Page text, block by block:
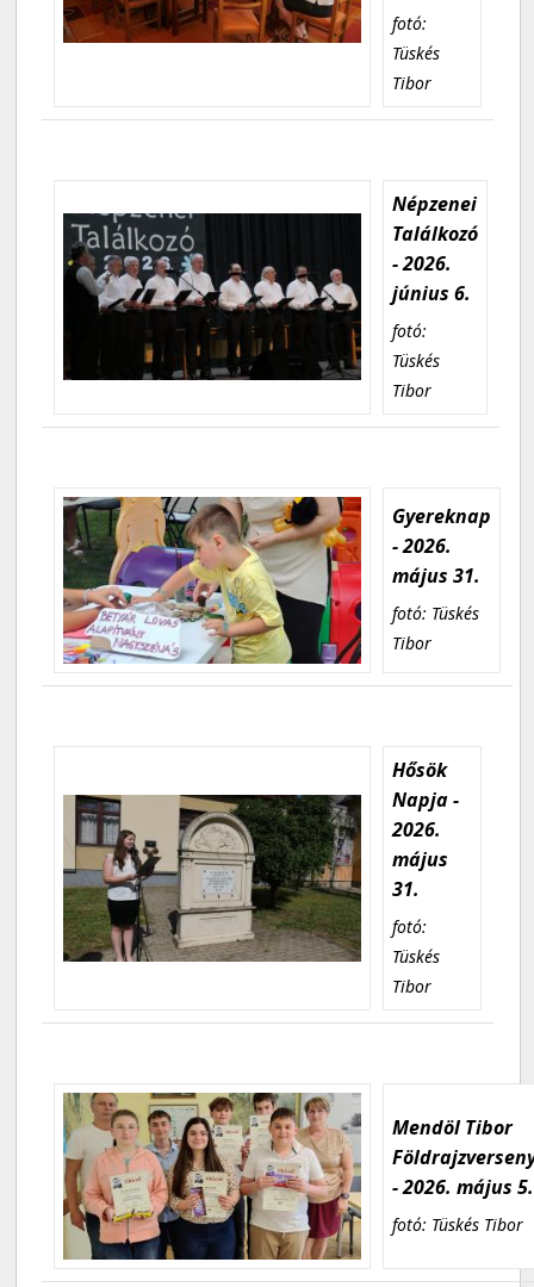
fotó:
Tüskés
Tibor
Népzenei
Találkozó
- 2026.
június 6.
fotó:
Tüskés
Tibor
Gyereknap
- 2026.
május 31.
fotó: Tüskés
Tibor
Hősök
Napja -
2026.
május
31.
fotó:
Tüskés
Tibor
Mendöl Tibor
- 2026. május 5.
fotó: Tüskés Tibor